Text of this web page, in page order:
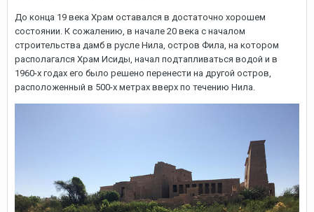
До конца 19 века Храм оставался в достаточно хорошем
состоянии. К сожалению, в начале 20 века с началом
строительства дамб в русле Нила, остров Фила, на котором
располагался Храм Исиды, начал подтапливаться водой и в
1960-х годах его было решено перенести на другой остров,
расположенный в 500-х метрах вверх по течению Нила.